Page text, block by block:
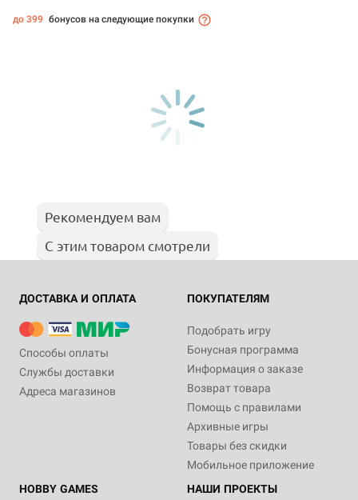
до 399 бонусов на следующие покупки
Рекомендуем вам
С этим товаром смотрели
ДОСТАВКА И ОПЛАТА
Способы оплаты
Службы доставки
Адреса магазинов
ПОКУПАТЕЛЯМ
Подобрать игру
Бонусная программа
Информация о заказе
Возврат товара
Помощь с правилами
Архивные игры
Товары без скидки
Мобильное приложение
HOBBY GAMES
НАШИ ПРОЕКТЫ